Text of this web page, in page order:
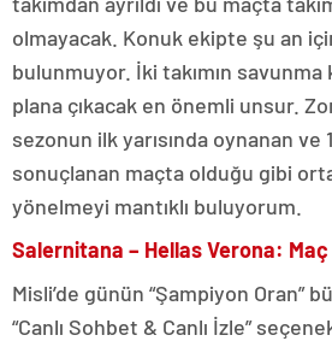
olmayacak. Konuk ekipte şu an
bulunmuyor. İki takımın
plana çıkacak en önemli unsur.
sezonun ilk yarısında oynanan ve
sonuçlanan maçta olduğu gibi
yönelmeyi mantıklı buluyorum.
Salernitana – Hellas Verona:
Misli’de günün “Şampiyon Oran”
“Canlı Sohbet & Canlı İzle”